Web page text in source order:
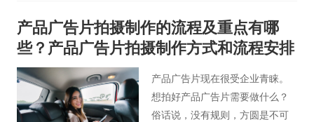
广告片都可以通过视频惟妙惟肖
地把优势展示出去，对企业产
品、品牌形象起到至关重要的作
用。在进行广告片拍摄制作时，
很多公司基本都是会选择找专业
的拍摄公司来完成广告片的拍摄
产品广告片拍摄制作的流程及重点有哪
些？产品广告片拍摄制作方式和流程安排
产品广告片现在很受企业青睐。
想拍好产品广告片需要做什么？
俗话说，没有规则，方圆是不可